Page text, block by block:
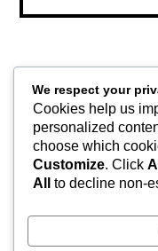
CARRELAGE OU
: COMMENT BIEN
We respect your
Cookies help us
personalized
choose which
Customize. Click
All
to decline non-